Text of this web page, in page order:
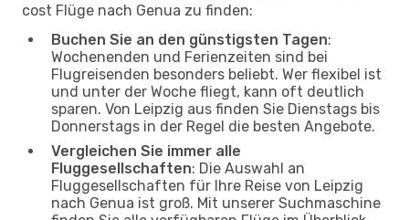
cost Flüge nach Genua zu finden:
Buchen Sie an den günstigsten Tagen:
Wochenenden und Ferienzeiten sind bei
Flugreisenden besonders beliebt. Wer flexibel ist
und unter der Woche fliegt, kann oft deutlich
sparen. Von Leipzig aus finden Sie Dienstags bis
Donnerstags in der Regel die besten Angebote.
Vergleichen Sie immer alle
Fluggesellschaften: Die Auswahl an
Fluggesellschaften für Ihre Reise von Leipzig
nach Genua ist groß. Mit unserer Suchmaschine